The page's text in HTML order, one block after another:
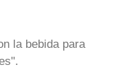
la bebida para